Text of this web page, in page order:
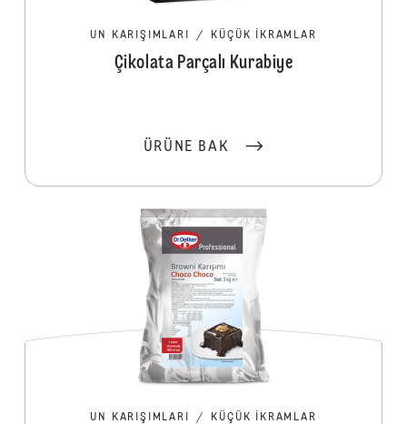
UN KARIŞIMLARI / KÜÇÜK İKRAMLAR
Çikolata Parçalı Kurabiye
ÜRÜNE BAK
UN KARIŞIMLARI / KÜÇÜK İKRAMLAR